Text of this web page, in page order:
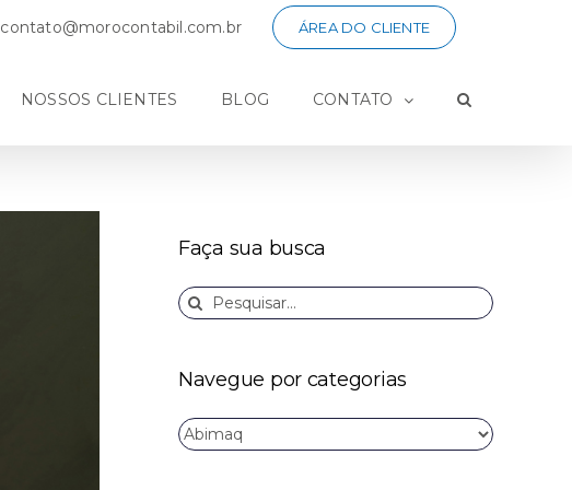
contato@morocontabil.com.br ÁREA DO CLIENTE
NOSSOS CLIENTES BLOG CONTATO
Faça sua busca
Buscar
resultados
Navegue por categorias
Navegue
por